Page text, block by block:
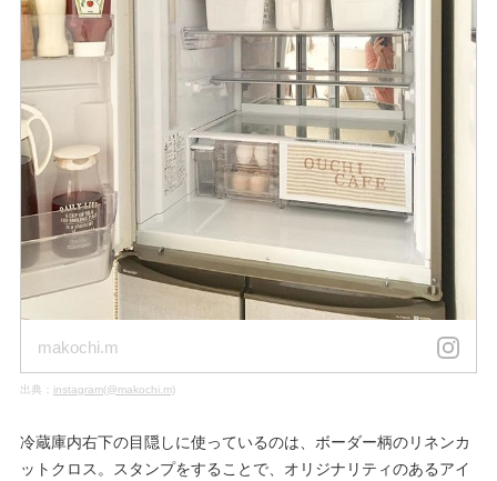
makochi.m
出典： instagram(@makochi.m)
冷蔵庫内右下の目隠しに使っているのは、ボーダー柄のリネンカ
ットクロス。スタンプをすることで、オリジナリティのあるアイ